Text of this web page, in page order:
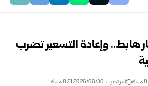
وإعادة التسعير تضرب
اخر تحديث: 2026/06/30 8:21 مساءً